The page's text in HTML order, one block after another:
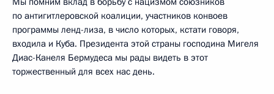
по антигитлеровской коалиции, участников конвоев
программы ленд-лиза, в число которых, кстати говоря,
входила и Куба. Президента этой страны господина Мигеля
Диас-Канеля Бермудеса мы рады видеть в этот
торжественный для всех нас день.